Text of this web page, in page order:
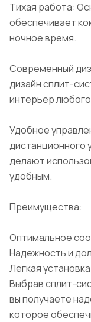
Тихая работа:
обеспечивает
ночное время.
Современный
дизайн сплит-
интерьер
Удобное
дистанционного
делают
удобным.
Преимущества:
Оптимальное
Надежность и
Легкая
Выбрав сплит-
вы получаете
которое